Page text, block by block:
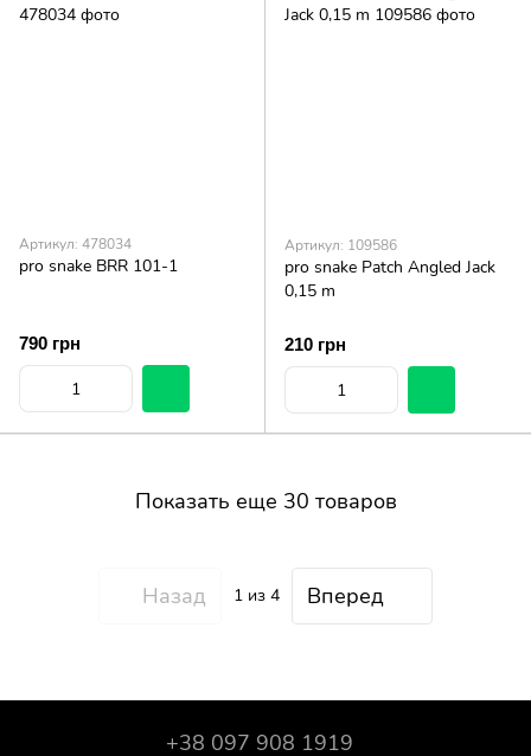
Артикул: 478034
pro snake BRR 101-1
790 грн
Артикул: 109586
pro snake Patch Angled Jack
0,15 m
210 грн
Показать еще 30 товаров
Назад 1 из 4 Вперед
+38 097 908 1919